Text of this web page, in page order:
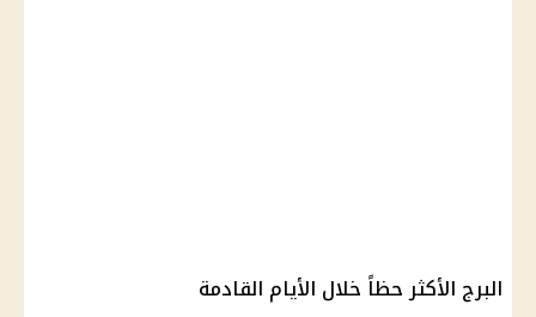
البرج الأكثر حظاً خلال الأيام القادمة